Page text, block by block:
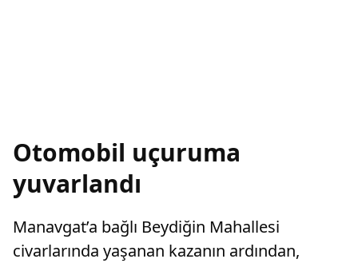
Otomobil uçuruma
yuvarlandı
Manavgat’a bağlı Beydiğin Mahallesi
civarlarında yaşanan kazanın ardından,